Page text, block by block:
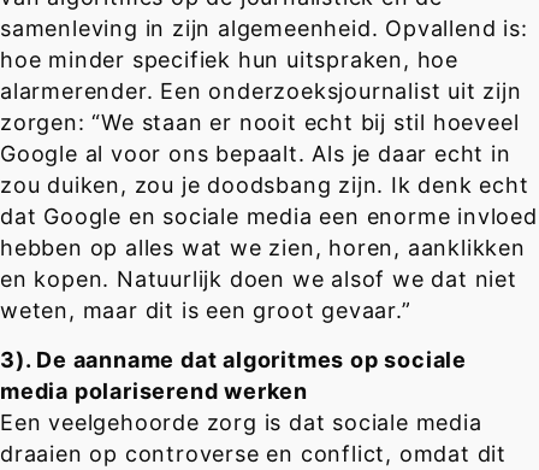
samenleving in zijn algemeenheid. Opvallend is:
hoe minder specifiek hun uitspraken, hoe
alarmerender. Een onderzoeksjournalist uit zijn
zorgen: “We staan er nooit echt bij stil hoeveel
Google al voor ons bepaalt. Als je daar echt in
zou duiken, zou je doodsbang zijn. Ik denk echt
dat Google en sociale media een enorme invloed
hebben op alles wat we zien, horen, aanklikken
en kopen. Natuurlijk doen we alsof we dat niet
weten, maar dit is een groot gevaar.”
3). De aanname dat algoritmes op sociale
media polariserend werken
Een veelgehoorde zorg is dat sociale media
draaien op controverse en conflict, omdat dit